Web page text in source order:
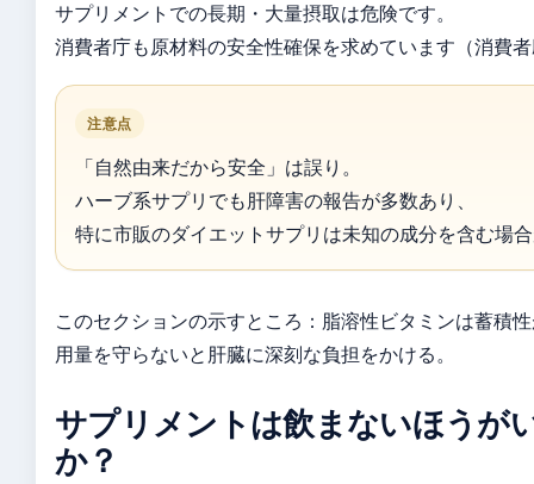
サプリメントでの長期・大量摂取は危険です。
消費者庁も原材料の安全性確保を求めています（消費
注意点
「自然由来だから安全」は誤り。
ハーブ系サプリでも肝障害の報告が多数あり、
特に市販のダイエットサプリは未知の成分を含む場
このセクションの示すところ：脂溶性ビタミンは蓄積
用量を守らないと肝臓に深刻な負担をかける。
サプリメントは飲まないほうが
か？